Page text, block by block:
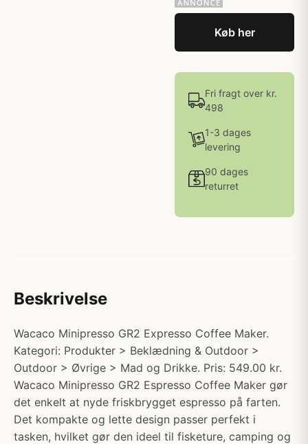
Køb her
Fri fragt over kr.
498
1-3 dages
levering
90 dages
returret
Beskrivelse
Wacaco Minipresso GR2 Expresso Coffee Maker.
Kategori: Produkter > Beklædning & Outdoor >
Outdoor > Øvrige > Mad og Drikke. Pris: 549.00 kr.
Wacaco Minipresso GR2 Espresso Coffee Maker gør
det enkelt at nyde friskbrygget espresso på farten.
Det kompakte og lette design passer perfekt i
tasken, hvilket gør den ideel til fisketure, camping og